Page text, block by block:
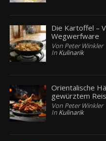
Die Kartoffel –
Wegwerfware
Von Peter Winkler
In Kulinarik
Orientalische
gewürztem Reis
Von Peter Winkler
In Kulinarik